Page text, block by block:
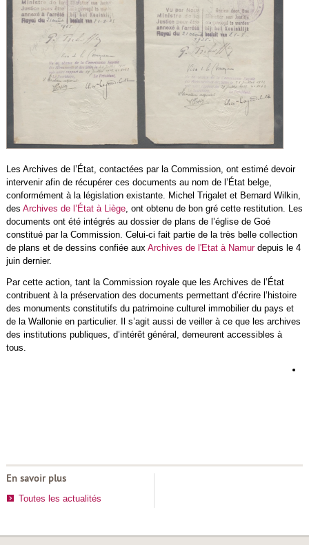
Les Archives de l’État, contactées par la Commission, ont estimé devoir
intervenir afin de récupérer ces documents au nom de l’État belge,
conformément à la législation existante. Michel Trigalet et Bernard Wilkin,
des Archives de l’État à Liège, ont obtenu de bon gré cette restitution. Les
documents ont été intégrés au dossier de plans de l’église de Goé
constitué par la Commission. Celui-ci fait partie de la très belle collection
de plans et de dessins confiée aux Archives de l'Etat à Namurdepuis le 4
juin dernier.
Par cette action, tant la Commission royale que les Archives de l’État
contribuent à la préservation des documents permettant d’écrire l’histoire
des monuments constitutifs du patrimoine culturel immobilier du pays et
de la Wallonie en particulier. Il s’agit aussi de veiller à ce que les archives
des institutions publiques, d’intérêt général, demeurent accessibles à
tous.
En savoir plus
Toutes les actualités